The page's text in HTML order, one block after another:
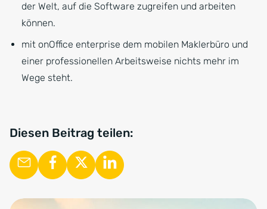
der Welt, auf die Software zugreifen und arbeiten
können.
mit onOffice enterprise dem mobilen Maklerbüro und
einer professionellen Arbeitsweise nichts mehr im
Wege steht.
Diesen Beitrag teilen: